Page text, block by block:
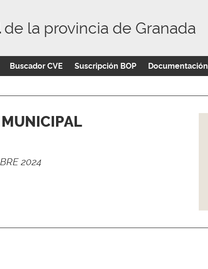
de la provincia de Granada
Buscador CVE Suscripción BOP Documentación
2024